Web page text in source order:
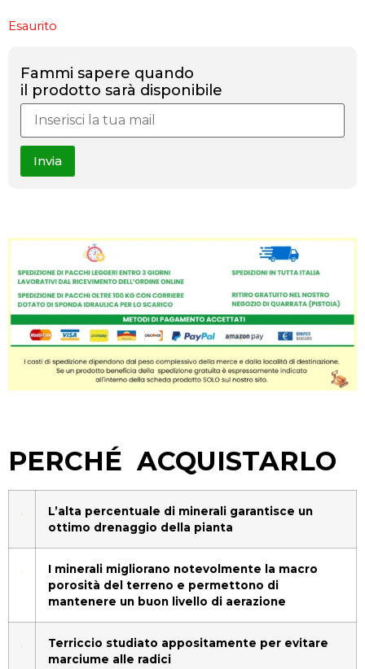
Esaurito
Fammi sapere quando
il prodotto sarà disponibile
Invia
PERCHÉ ACQUISTARLO
L’alta percentuale di minerali garantisce un
ottimo drenaggio della pianta
I minerali migliorano notevolmente la macro
porosità del terreno e permettono di
mantenere un buon livello di aerazione
Terriccio studiato appositamente per evitare
marciume alle radici